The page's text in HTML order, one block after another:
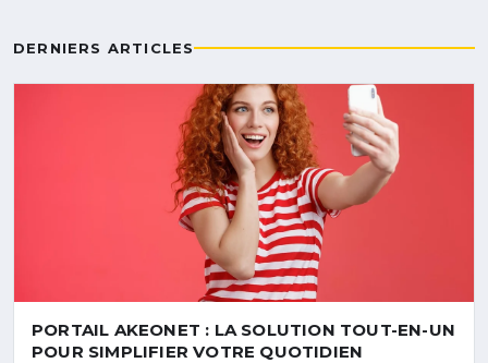
DERNIERS ARTICLES
PORTAIL AKEONET : LA SOLUTION TOUT-EN-UN
POUR SIMPLIFIER VOTRE QUOTIDIEN